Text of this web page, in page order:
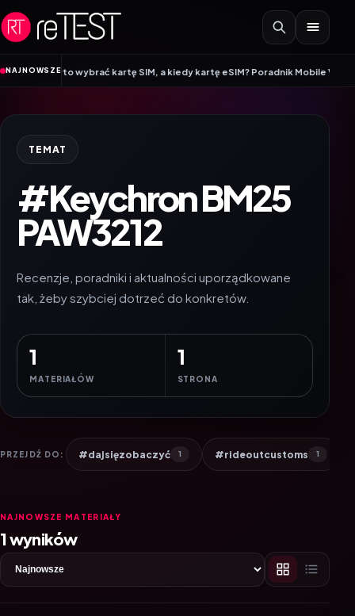
Przejdź do treści
NAJNOWSZE
warto wybrać kartę SIM, a kiedy kartę eSIM? Poradnik Mobile Vikings•
TEMAT
#Keychron BM25
PAW3212
Recenzje, poradniki i aktualności uporządkowane
tak, żeby szybciej dotrzeć do konkretów.
1
MATERIAŁÓW
1
STRONA
PRZEJDŹ DO: #dajsięzobaczyć 1 #rideoutcustoms 1
NAJNOWSZE MATERIAŁY
1 wyników